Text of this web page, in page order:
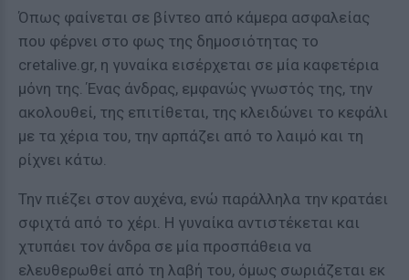
Όπως φαίνεται σε βίντεο από κάμερα ασφαλείας
που φέρνει στο φως της δημοσιότητας το
cretalive.gr, η γυναίκα εισέρχεται σε μία καφετέρια
μόνη της. Ένας άνδρας, εμφανώς γνωστός της, την
ακολουθεί, της επιτίθεται, της κλειδώνει το κεφάλι
με τα χέρια του, την αρπάζει από το λαιμό και τη
ρίχνει κάτω.
Την πιέζει στον αυχένα, ενώ παράλληλα την κρατάει
σφιχτά από το χέρι. Η γυναίκα αντιστέκεται και
χτυπάει τον άνδρα σε μία προσπάθεια να
ελευθερωθεί από τη λαβή του, όμως σωριάζεται εκ